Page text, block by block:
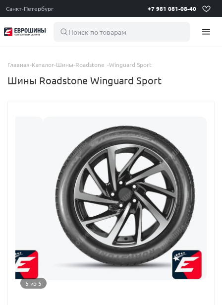
Санкт-Петербург +7 981 081-08-40
Поиск по товарам
Главная-Каталог-Шины-Roadstone -Winguard Sport
Шины Roadstone Winguard Sport
5 из 5